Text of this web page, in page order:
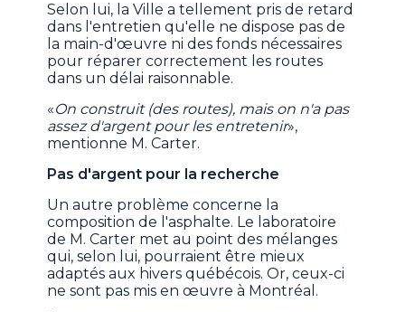
Selon lui, la Ville a tellement pris de retard
dans l'entretien qu'elle ne dispose pas de
la main-d'œuvre ni des fonds nécessaires
pour réparer correctement les routes
dans un délai raisonnable.
«On construit (des routes), mais on n'a pas
assez d'argent pour les entretenir»,
mentionne M. Carter.
Pas d'argent pour la recherche
Un autre problème concerne la
composition de l'asphalte. Le laboratoire
de M. Carter met au point des mélanges
qui, selon lui, pourraient être mieux
adaptés aux hivers québécois. Or, ceux-ci
ne sont pas mis en œuvre à Montréal.